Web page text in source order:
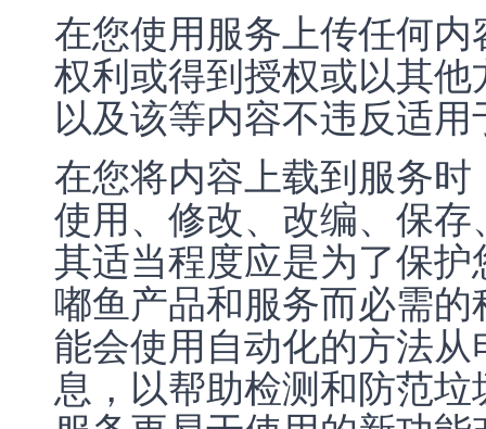
在您使用服务上传任何
权利或得到授权或以其
以及该等内容不违反适
在您将内容上载到服务
使用、修改、改编、保
其适当程度应是为了保
嘟鱼产品和服务而必需
能会使用自动化的方法
息，以帮助检测和防范